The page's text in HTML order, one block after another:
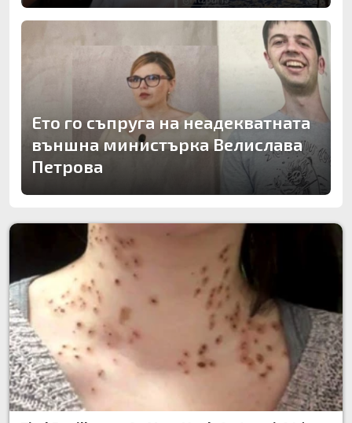
Ето го съпруга на неадекватната
външна министърка Велислава
Петрова